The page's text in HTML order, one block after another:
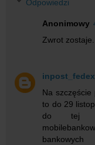
Odpowiedzi
Anonimowy
Zwrot zostaje.
Na
to do 29
do tej
bankowych